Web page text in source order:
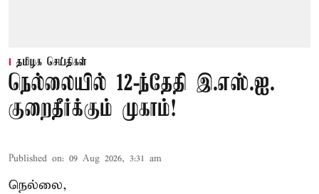
தமிழக செய்திகள்
நெல்லையில் 12-ந்தேதி இ.எஸ்.ஐ.
குறைதீர்க்கும் முகாம்!
Published on: 09 Aug 2026, 3:31 am
நெல்லை,